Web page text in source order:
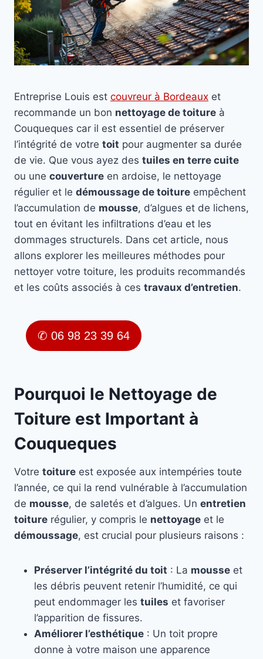
Entreprise Louis est couvreur à Bordeaux et
recommande un bon nettoyage de toiture à
Couqueques car il est essentiel de préserver
l’intégrité de votre toit pour augmenter sa durée
de vie. Que vous ayez des tuiles en terre cuite
ou une couverture en ardoise, le nettoyage
régulier et le démoussage de toiture empêchent
l’accumulation de mousse, d’algues et de lichens,
tout en évitant les infiltrations d’eau et les
dommages structurels. Dans cet article, nous
allons explorer les meilleures méthodes pour
nettoyer votre toiture, les produits recommandés
et les coûts associés à ces travaux d’entretien.
✆ 06 98 23 39 64
Pourquoi le Nettoyage de
Toiture est Important à
Couqueques
Votre toiture est exposée aux intempéries toute
l’année, ce qui la rend vulnérable à l’accumulation
de mousse, de saletés et d’algues. Un entretien
toiture régulier, y compris le nettoyage et le
démoussage, est crucial pour plusieurs raisons :
Préserver l’intégrité du toit : La mousse et
les débris peuvent retenir l’humidité, ce qui
peut endommager les tuiles et favoriser
l’apparition de fissures.
Améliorer l’esthétique : Un toit propre
donne à votre maison une apparence